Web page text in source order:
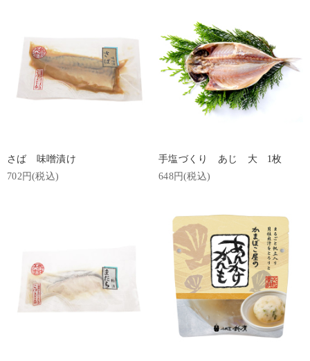
さば 味噌漬け
702円(税込)
手塩づくり あじ 大 1枚
648円(税込)